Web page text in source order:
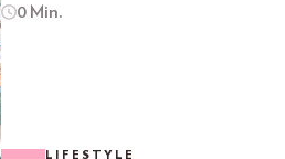
0 Min.
LIFESTYLE